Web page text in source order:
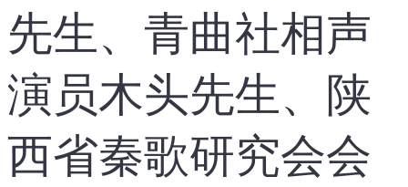
先生、青曲社相声
演员木头先生、陕
西省秦歌研究会会